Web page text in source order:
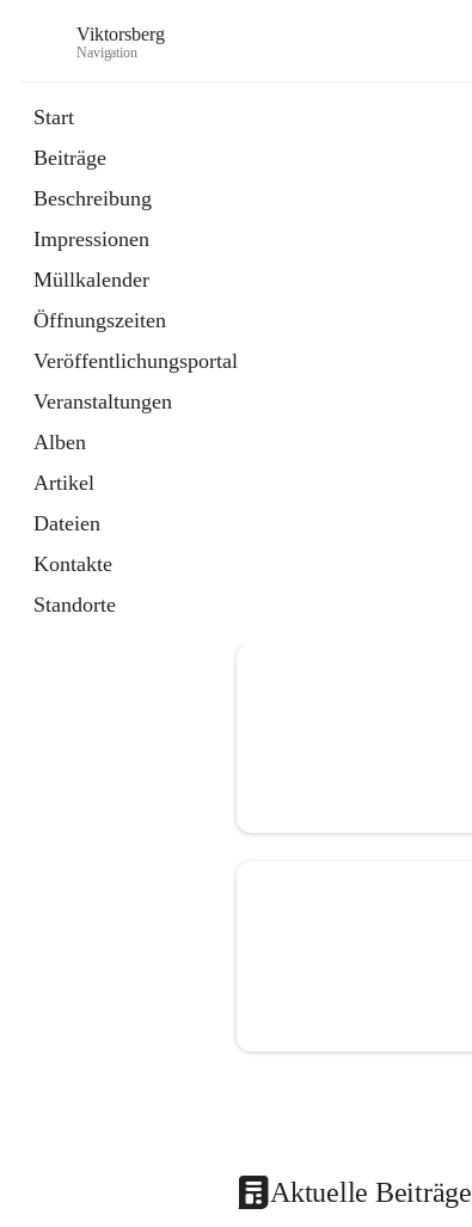
Viktorsberg
Navigation
Start
Beiträge
Beschreibung
Impressionen
Müllkalender
Öffnungszeiten
Veröffentlichungsportal
Veranstaltungen
Alben
Artikel
Dateien
Kontakte
Standorte
Aktuelle Beiträge